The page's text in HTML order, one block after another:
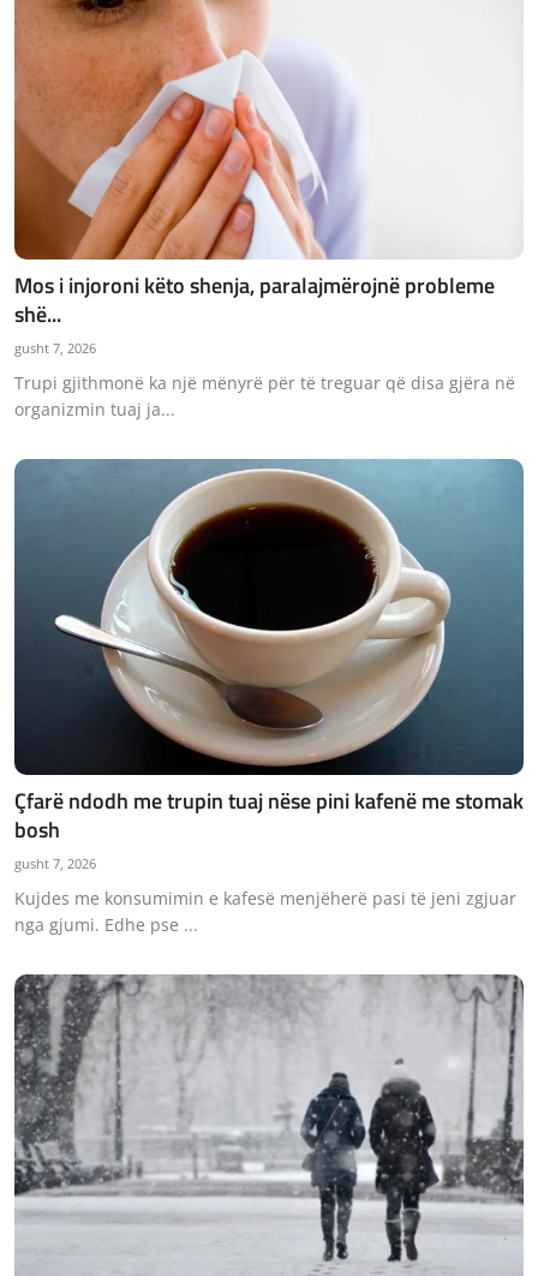
Mos i injoroni këto shenja, paralajmërojnë probleme
shë...
gusht 7, 2026
Trupi gjithmonë ka një mënyrë për të treguar që disa gjëra në
organizmin tuaj ja...
Çfarë ndodh me trupin tuaj nëse pini kafenë me stomak
bosh
gusht 7, 2026
Kujdes me konsumimin e kafesë menjëherë pasi të jeni zgjuar
nga gjumi. Edhe pse ...